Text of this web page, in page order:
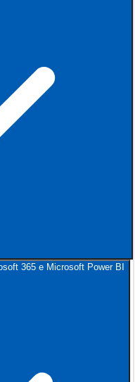
365 e Microsoft Power BI